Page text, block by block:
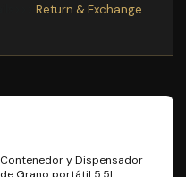
Return & Exchange
Contenedor y Dispensador
de Grano portátil 5.5L